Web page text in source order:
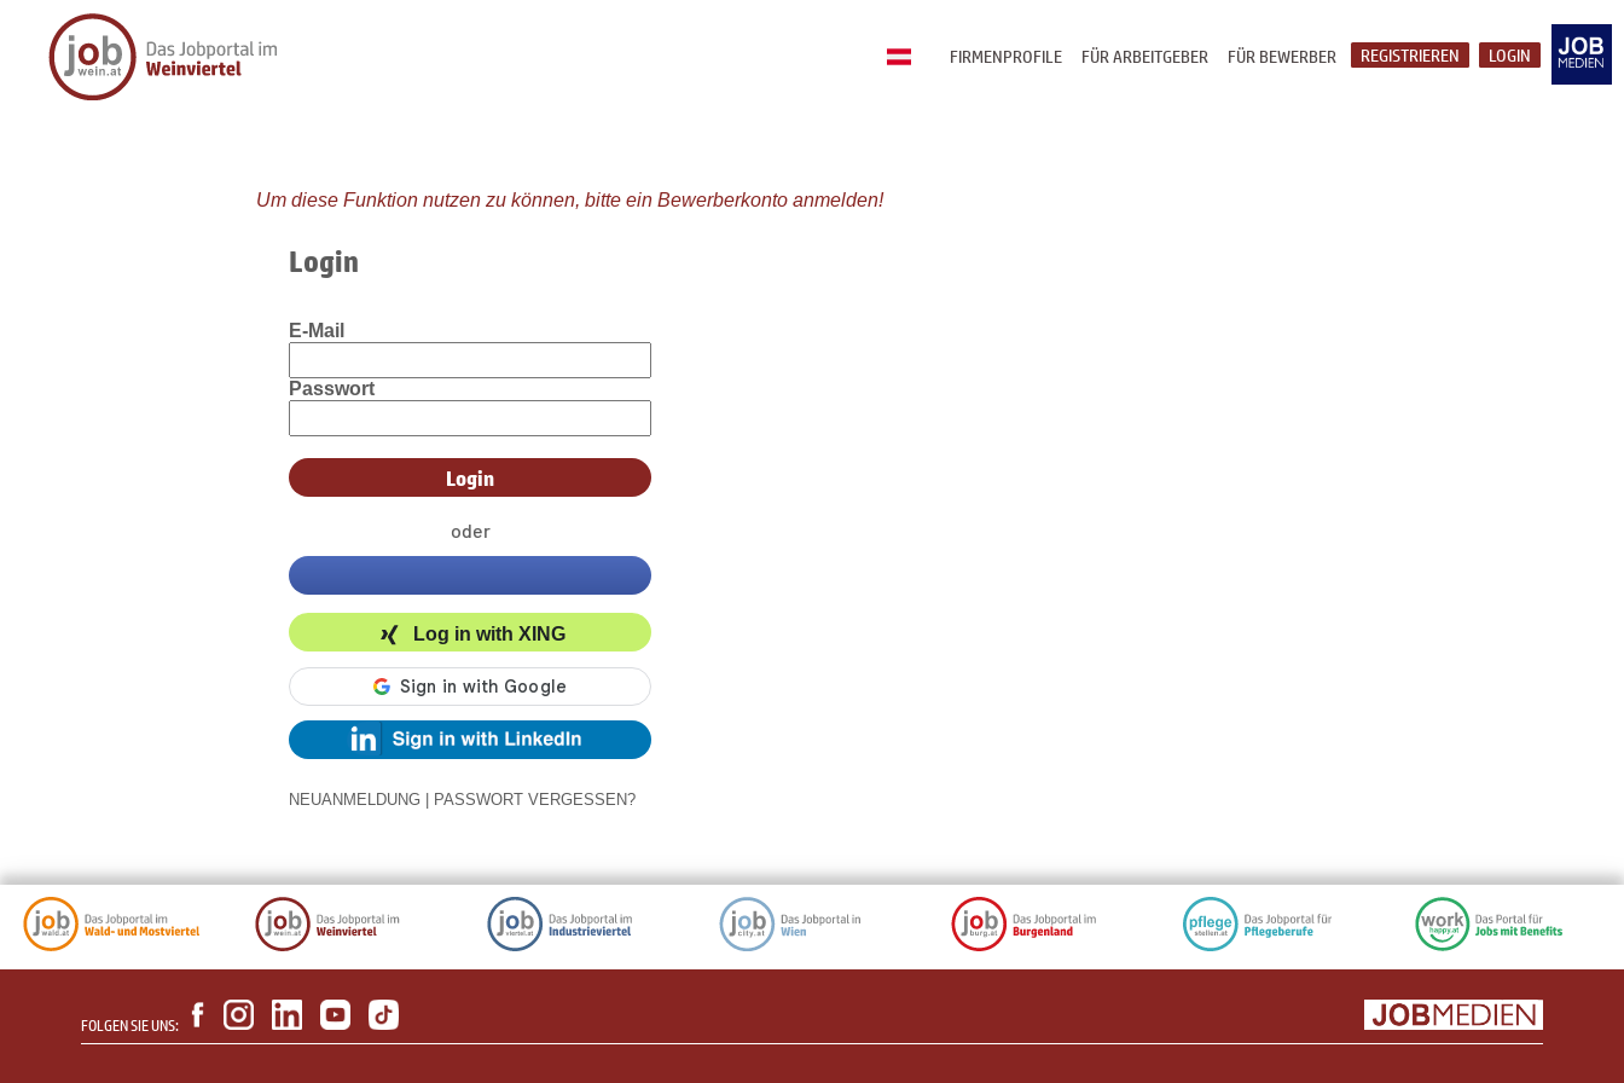
LOGIN
REGISTRIEREN
FÜR BEWERBER
FÜR ARBEITGEBER
FIRMENPROFILE
Um diese Funktion nutzen zu können, bitte ein Bewerberkonto anmelden!
Login
E-Mail
Passwort
oder
Log in with XING
NEUANMELDUNG PASSWORT VERGESSEN?
FOLGEN SIE UNS: